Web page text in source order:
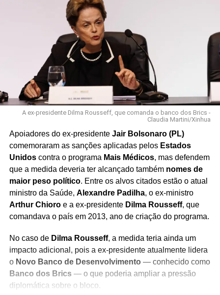
A ex-presidente Dilma Rousseff, que comanda o banco dos Brics -
Claudia Martini/Xinhua
Apoiadores do ex-presidente Jair Bolsonaro (PL)
comemoraram as sanções aplicadas pelos Estados
Unidoscontra o programa Mais Médicos, mas defendem
que a medida deveria ter alcançado também nomes de
maior peso político. Entre os alvos citados estão o atual
ministro da Saúde, Alexandre Padilha, o ex-ministro
Arthur Chioroe a ex-presidente Dilma Rousseff, que
comandava o país em 2013, ano de criação do programa.
No caso de Dilma Rousseff, a medida teria ainda um
impacto adicional, pois a ex-presidente atualmente lidera
o Novo Banco de Desenvolvimento — conhecido como
Banco dos Brics — o que poderia ampliar a pressão
diplomática sobre o bloco.